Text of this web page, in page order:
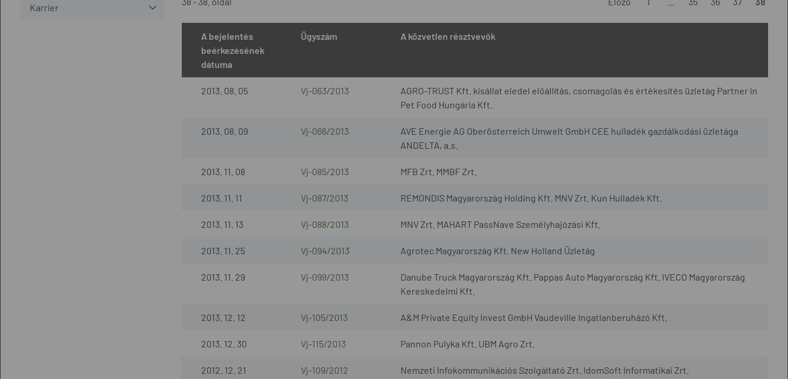
Karrier
A bejelentés
beérkezésének
dátuma
Ügyszám A közvetlen résztvevők
2013. 08. 05 Vj-063/2013
AGRO-TRUST Kft. kisállat eledel előállítás, csomagolás és értékesítés üzletág Partner in
Pet Food Hungária Kft.
2013. 08. 09 Vj-066/2013
AVE Energie AG Oberösterreich Umwelt GmbH CEE hulladék gazdálkodási üzletága
ANDELTA, a.s.
2013. 11. 08 Vj-085/2013 MFB Zrt. MMBF Zrt.
2013. 11. 11 Vj-087/2013 REMONDIS Magyarország Holding Kft. MNV Zrt. Kun Hulladék Kft.
2013. 11. 13 Vj-088/2013 MNV Zrt. MAHART PassNave Személyhajózási Kft.
2013. 11. 25 Vj-094/2013 Agrotec Magyarország Kft. New Holland Üzletág
2013. 11. 29 Vj-099/2013
Danube Truck Magyarország Kft. Pappas Auto Magyarország Kft. IVECO Magyarország
Kereskedelmi Kft.
2013. 12. 12 Vj-105/2013 A&M Private Equity Invest GmbH Vaudeville Ingatlanberuházó Kft.
2013. 12. 30 Vj-115/2013 Pannon Pulyka Kft. UBM Agro Zrt.
2012. 12. 21 Vj-109/2012 Nemzeti Infokommunikációs Szolgáltató Zrt. IdomSoft Informatikai Zrt.